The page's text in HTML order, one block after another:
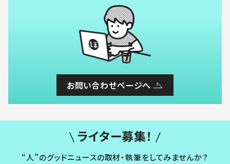
お問い合わせページへ
ライター募集！
“人”のグッドニュースの取材・執筆をしてみませんか？